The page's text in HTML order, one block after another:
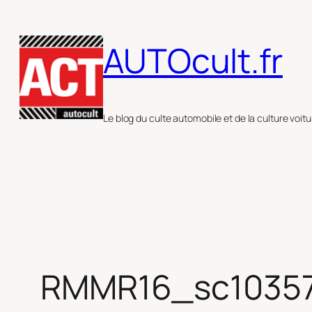
au
contenu
AUTOcult.fr
Le blog du culte automobile et de la culture